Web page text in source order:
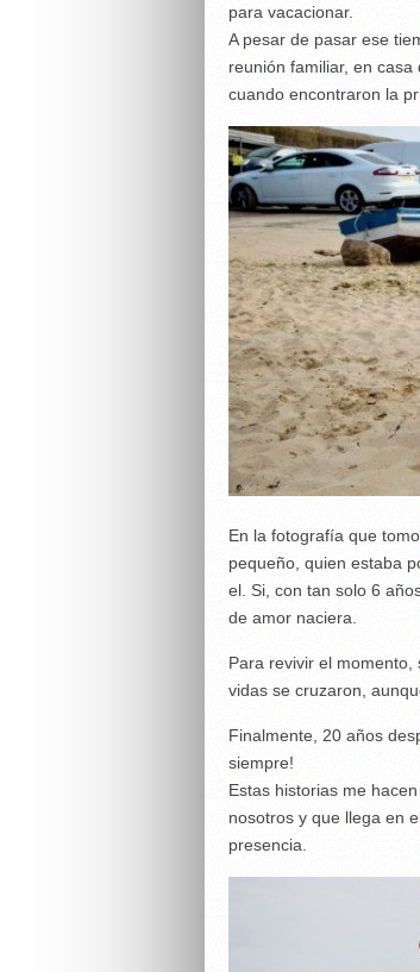
para vacacionar.
A pesar de pasar ese
reunión familiar, en
cuando encontraron la
En la fotografía que
pequeño, quien estaba
el. Si, con tan solo 6
de amor naciera.
Para revivir el
vidas se cruzaron,
Finalmente, 20 años
siempre!
Estas historias me
nosotros y que llega en
presencia.